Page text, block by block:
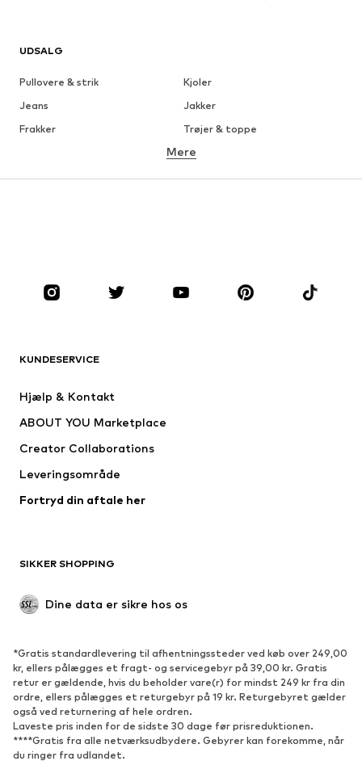
UDSALG
Pullovere & strik
Kjoler
Jeans
Jakker
Frakker
Trøjer & toppe
Undertøj
Nederdele
Bluser & tunikaer
Tilbehør
Premium
Nyheder
Undertøj
Frakker
Badetøj
Upcycled mode
Nyheder
Trending
Sneakers
Ankelstøvler
Pumps & høje hæle
Støvler
Sandaler
Lave sko
Sportssko
Mere
KUNDESERVICE
Hjælp & Kontakt
ABOUT YOU Marketplace
Creator Collaborations
Leveringsområde
Fortryd din aftale her
SIKKER SHOPPING
Dine data er sikre hos os
*Gratis standardlevering til afhentningssteder ved køb over 249,00
kr, ellers pålægges et fragt- og servicegebyr på 39,00 kr. Gratis
retur er gældende, hvis du beholder vare(r) for mindst 249 kr fra din
ordre, ellers pålægges et returgebyr på 19 kr. Returgebyret gælder
også ved returnering af hele ordren.
Laveste pris inden for de sidste 30 dage før prisreduktionen.
****Gratis fra alle netværksudbydere. Gebyrer kan forekomme, når
du ringer fra udlandet.